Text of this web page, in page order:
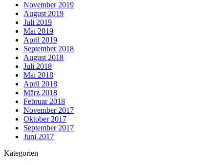
November 2019
August 2019
Juli 2019
Mai 2019
April 2019
September 2018
August 2018
Juli 2018
Mai 2018
April 2018
März 2018
Februar 2018
November 2017
Oktober 2017
September 2017
Juni 2017
Kategorien